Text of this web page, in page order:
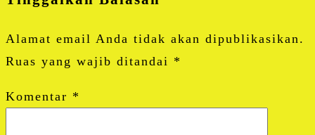
Alamat email Anda tidak akan dipublikasikan.
Ruas yang wajib ditandai *
Komentar *